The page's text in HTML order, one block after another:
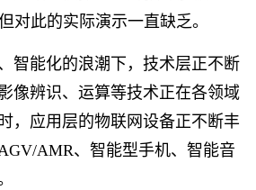
对此的实际演示一直缺乏。
智能化的浪潮下，技术层正不断
像辨识、运算等技术正在各领域
，应用层的物联网设备正不断丰
AMR、智能型手机、智能音